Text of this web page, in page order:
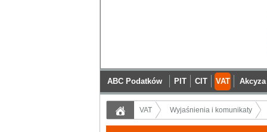
ABC Podatków PIT CIT VAT Akcyza
VAT Wyjaśnienia i komunikaty